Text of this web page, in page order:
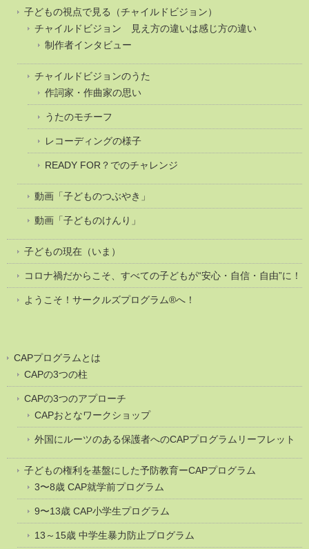
子どもの視点で見る（チャイルドビジョン）
チャイルドビジョン 見え方の違いは感じ方の違い
制作者インタビュー
チャイルドビジョンのうた
作詞家・作曲家の思い
うたのモチーフ
レコーディングの様子
READY FOR？でのチャレンジ
動画「子どものつぶやき」
動画「子どものけんり」
子どもの現在（いま）
コロナ禍だからこそ、すべての子どもが“安心・自信・自由”に！
ようこそ！サークルズプログラム®へ！
CAPプログラムとは
CAPの3つの柱
CAPの3つのアプローチ
CAPおとなワークショップ
外国にルーツのある保護者へのCAPプログラムリーフレット
子どもの権利を基盤にした予防教育ーCAPプログラム
3〜8歳 CAP就学前プログラム
9〜13歳 CAP小学生プログラム
13～15歳 中学生暴力防止プログラム